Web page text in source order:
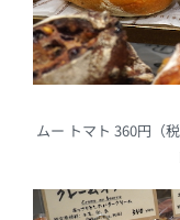
ムー トマト 360円（